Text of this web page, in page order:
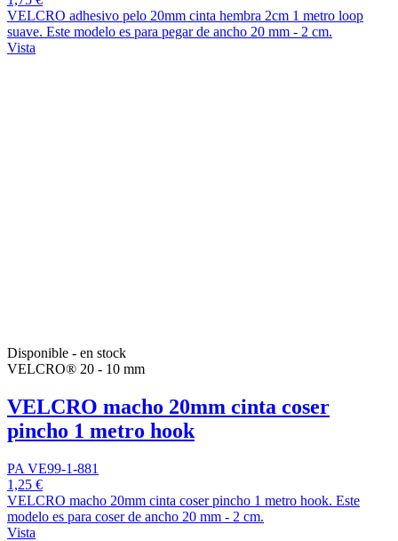
VELCRO adhesivo pelo 20mm cinta hembra 2cm 1 metro loop
suave. Este modelo es para pegar de ancho 20 mm - 2 cm.
Vista
Disponible - en stock
VELCRO® 20 - 10 mm
VELCRO macho 20mm cinta coser
pincho 1 metro hook
PA VE99-1-881
1,25 €
VELCRO macho 20mm cinta coser pincho 1 metro hook. Este
modelo es para coser de ancho 20 mm - 2 cm.
Vista